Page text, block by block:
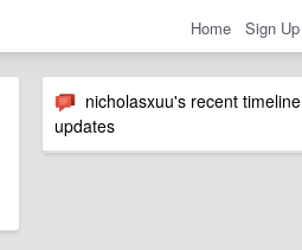
Home Sign Up
nicholasxuu's recent timeline
updates